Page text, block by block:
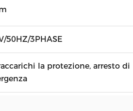
50HZ/3PHASE
la protezione, arresto di